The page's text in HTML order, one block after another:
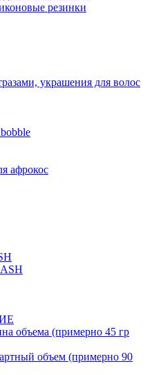
резинки
украшения для волос
афрокос
объема (примерно 45 гр
объем (примерно 90